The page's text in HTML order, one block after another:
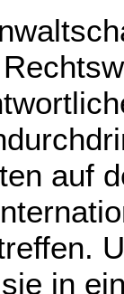
auf
in